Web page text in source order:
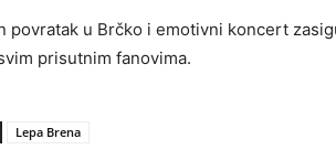
povratak u Brčko i emotivni koncert
prisutnim fanovima.
Lepa Brena